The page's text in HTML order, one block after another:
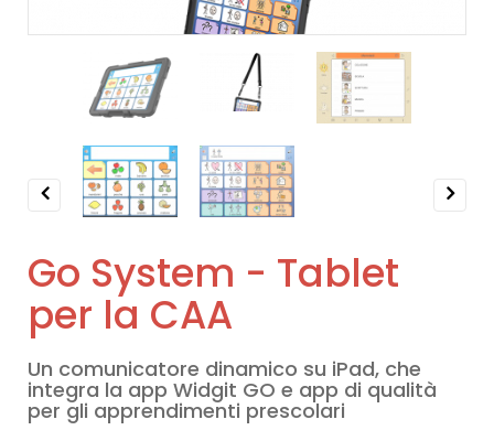
Previous
Go System - Tablet
per la CAA
Un comunicatore dinamico su iPad, che
integra la app Widgit GO e app di qualità
per gli apprendimenti prescolari